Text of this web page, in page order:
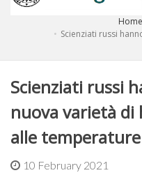
a cura dell'Accademia dei
Home
Scienziati russi
Scienziati russi
nuova varietà di
alle
10 February 2021